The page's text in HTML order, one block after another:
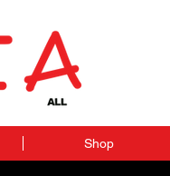
Shop